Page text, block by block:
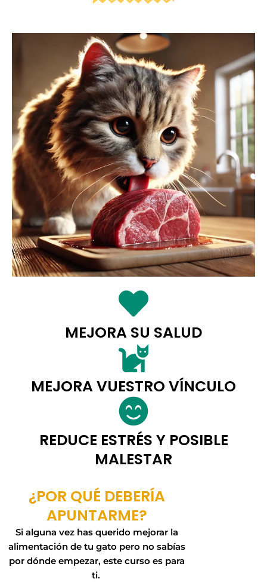
MEJORA SU SALUD
MEJORA VUESTRO VÍNCULO
REDUCE ESTRÉS Y POSIBLE
MALESTAR
¿POR QUÉ DEBERÍA
APUNTARME?
Si alguna vez has querido mejorar la
alimentación de tu gato pero no sabías
por dónde empezar, este curso es para
ti.